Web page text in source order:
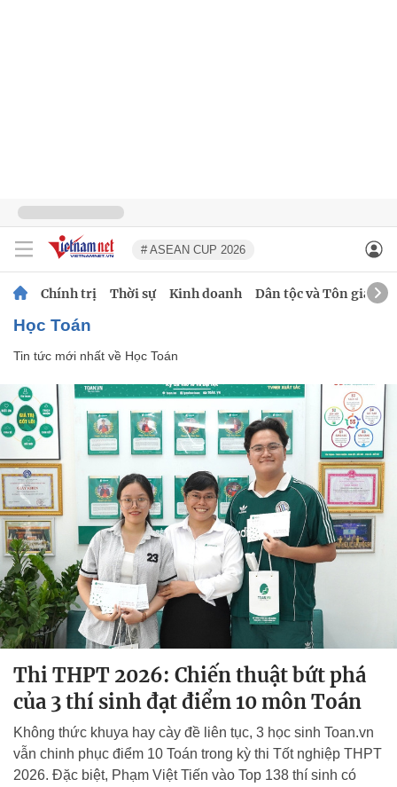
# ASEAN CUP 2026
Chính trị Thời sự Kinh doanh Dân tộc và Tôn giáo
Học Toán
Tin tức mới nhất về Học Toán
Thi THPT 2026: Chiến thuật bứt phá
của 3 thí sinh đạt điểm 10 môn Toán
Không thức khuya hay cày đề liên tục, 3 học sinh Toan.vn
vẫn chinh phục điểm 10 Toán trong kỳ thi Tốt nghiệp THPT
2026. Đặc biệt, Phạm Việt Tiến vào Top 138 thí sinh có